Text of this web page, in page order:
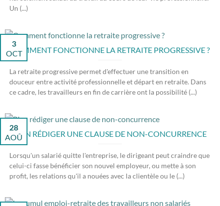
Un (...)
COMMENT FONCTIONNE LA RETRAITE PROGRESSIVE ?
3
OCT
La retraite progressive permet d'effectuer une transition en
douceur entre activité professionnelle et départ en retraite. Dans
ce cadre, les travailleurs en fin de carrière ont la possibilité (...)
BIEN RÉDIGER UNE CLAUSE DE NON-CONCURRENCE
28
AOÛ
Lorsqu'un salarié quitte l'entreprise, le dirigeant peut craindre que
celui-ci fasse bénéficier son nouvel employeur, ou mette à son
profit, les relations qu'il a nouées avec la clientèle ou le (...)